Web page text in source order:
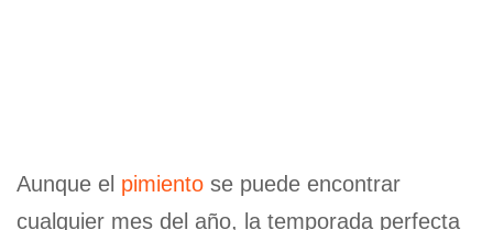
Aunque el pimiento se puede encontrar
cualquier mes del año, la temporada perfecta